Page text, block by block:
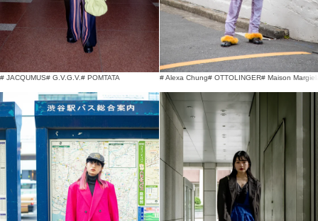
# JACQUMUS# G.V.G.V.# POMTATA # Alexa Chung# OTTOLINGER# Maison